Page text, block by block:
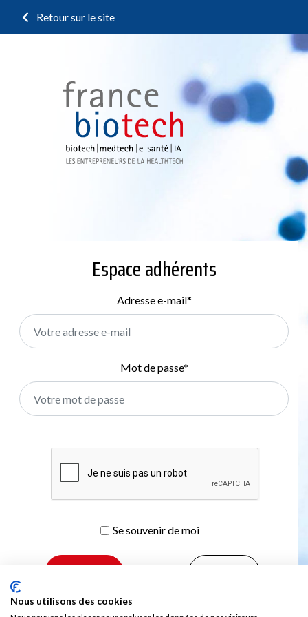
Retour sur le site
Espace adhérents
Adresse e-mail*
Mot de passe*
Se souvenir de moi
Mot de passe oublié ?
Nous utilisons des cookies